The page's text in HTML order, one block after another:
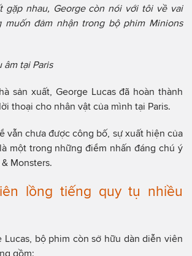
gặp nhau, George còn nói với tôi về vai
muốn đảm nhận trong bộ phim Minions
âm tại Paris
sản xuất, George Lucas đã hoàn thành
thoại cho nhân vật của mình tại Paris.
vẫn chưa được công bố, sự xuất hiện của
một trong những điểm nhấn đáng chú ý
Monsters.
lồng tiếng quy tụ nhiều
Lucas, bộ phim còn sở hữu dàn diễn viên
gồm: